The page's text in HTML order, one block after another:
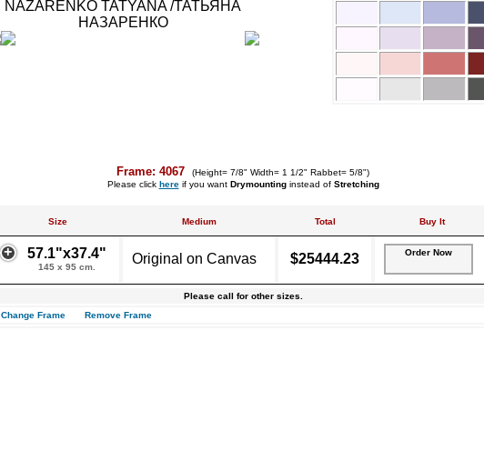
Frame: 4067
(Height= 7/8" Width= 1 1/2" Rabbet= 5/8")
Please click hereif you want Drymountinginstead of Stretching
Size Medium Total Buy It
57.1"x37.4"
145 x 95 cm.
Original on Canvas $25444.23 Order Now
Please call for other sizes.
Change Frame
Remove Frame